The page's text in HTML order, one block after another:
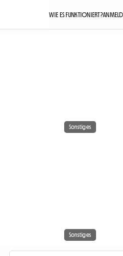
WIE ES FUNKTIONIERT?
Sonstiges
Sonstiges